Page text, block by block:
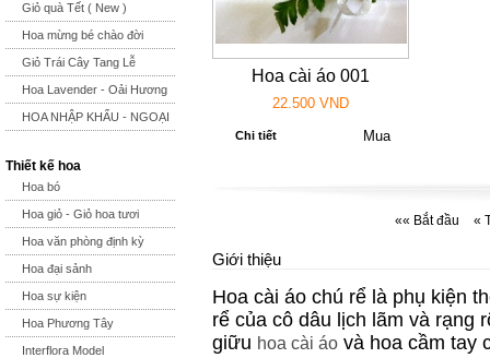
Giỏ quà Tết ( New )
Hoa mừng bé chào đời
Giỏ Trái Cây Tang Lễ
Hoa Lavender - Oải Hương
HOA NHẬP KHẨU - NGOẠI
Thiết kế hoa
Hoa bó
Hoa giỏ - Giỏ hoa tươi
Hoa văn phòng định kỳ
Hoa đại sảnh
Hoa sự kiện
Hoa Phương Tây
Interflora Model
Hoa cài áo 001
22.500 VND
Chi tiết
«« Bắt đầu «
Giới thiệu
Hoa cài áo chú rể là phụ kiện
rể của cô dâu lịch lãm và rạng
giữu hoa cài áo và hoa cầm tay